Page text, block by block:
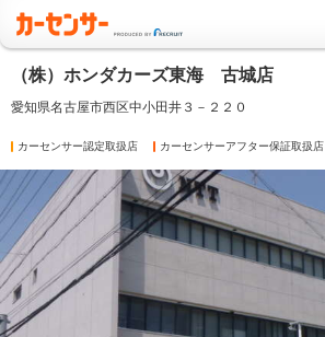
（株）ホンダカーズ東海 古城店
愛知県名古屋市西区中小田井３－２２０
カーセンサー認定取扱店 カーセンサーアフター保証取扱店